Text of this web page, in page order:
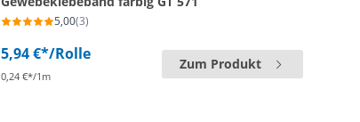
5,00(3)
5,94 €*/Rolle
0,24 €*/1m
Zum Produkt